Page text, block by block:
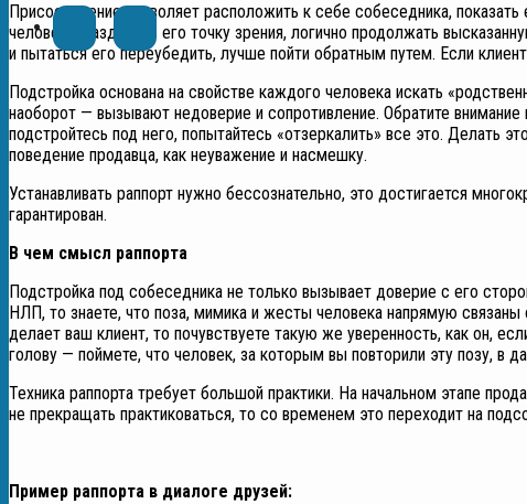
Присоединение позволяет расположить к себе собеседника,
человека, разделять его точку зрения, логично продолжать
и пытаться его переубедить, лучше пойти обратным путем. Если
Подстройка основана на свойстве каждого человека искать
наоборот — вызывают недоверие и сопротивление. Обратите
подстройтесь под него, попытайтесь «отзеркалить» все это. Делать
поведение продавца, как неуважение и насмешку.
Устанавливать раппорт нужно бессознательно, это достигается
гарантирован.
В чем смысл раппорта
Подстройка под собеседника не только вызывает доверие с его
НЛП, то знаете, что поза, мимика и жесты человека напрямую
делает ваш клиент, то почувствуете такую же уверенность, как он,
голову — поймете, что человек, за которым вы повторили эту позу, в
Техника раппорта требует большой практики. На начальном этапе
не прекращать практиковаться, то со временем это переходит на
Пример раппорта в диалоге друзей: